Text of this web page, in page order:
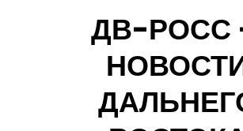
ДВ-РОСС